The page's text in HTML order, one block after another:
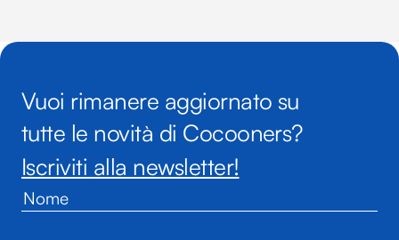
Vuoi rimanere aggiornato su
tutte le novità di Cocooners?
Iscriviti alla newsletter!